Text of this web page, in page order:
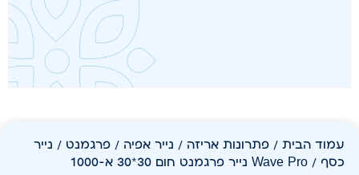
עמוד הבית / פתרונות אריזה / נייר אפיה / פרגמנט / נייר
כסף / Wave Pro נייר פרגמנט חום 30*30 א-1000